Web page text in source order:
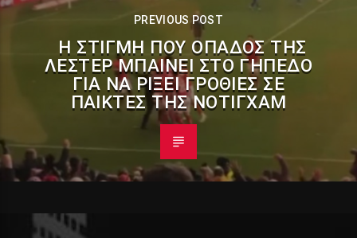
PREVIOUS POST
Η ΣΤΙΓΜΉ ΠΟΥ ΟΠΑΔΌΣ ΤΗΣ
ΛΈΣΤΕΡ ΜΠΑΊΝΕΙ ΣΤΟ ΓΉΠΕΔΟ
ΓΙΑ ΝΑ ΡΊΞΕΙ ΓΡΟΘΙΈΣ ΣΕ
ΠΑΊΚΤΕΣ ΤΗΣ ΝΌΤΙΓΧΑΜ